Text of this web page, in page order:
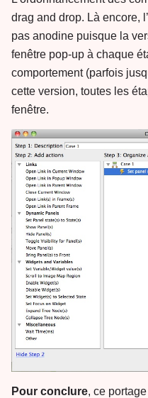
drag and drop. Là encore,
pas anodine puisque la
fenêtre pop-up à chaque
comportement (parfois
cette version, toutes les
fenêtre.
Pour conclure, ce